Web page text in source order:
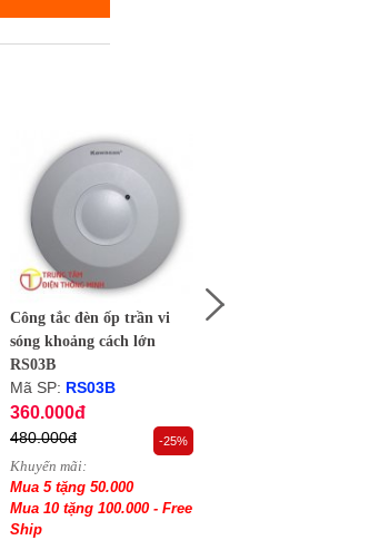
Công tắc đèn ốp trần vi
sóng khoảng cách lớn
RS03B
Mã SP: RS03B
360.000đ
480.000đ -25%
Khuyến mãi:
Mua 5 tặng 50.000
Mua 10 tặng 100.000 - Free
Ship